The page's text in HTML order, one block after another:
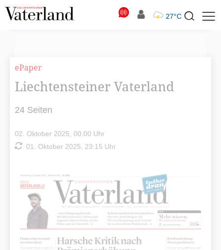
27°CSuchbegriff
ePaper
Liechtensteiner Vaterland
24 Seiten
02. Oktober 2025, 00:00 Uhr
01. Oktober 2025, 23:15 Uhr